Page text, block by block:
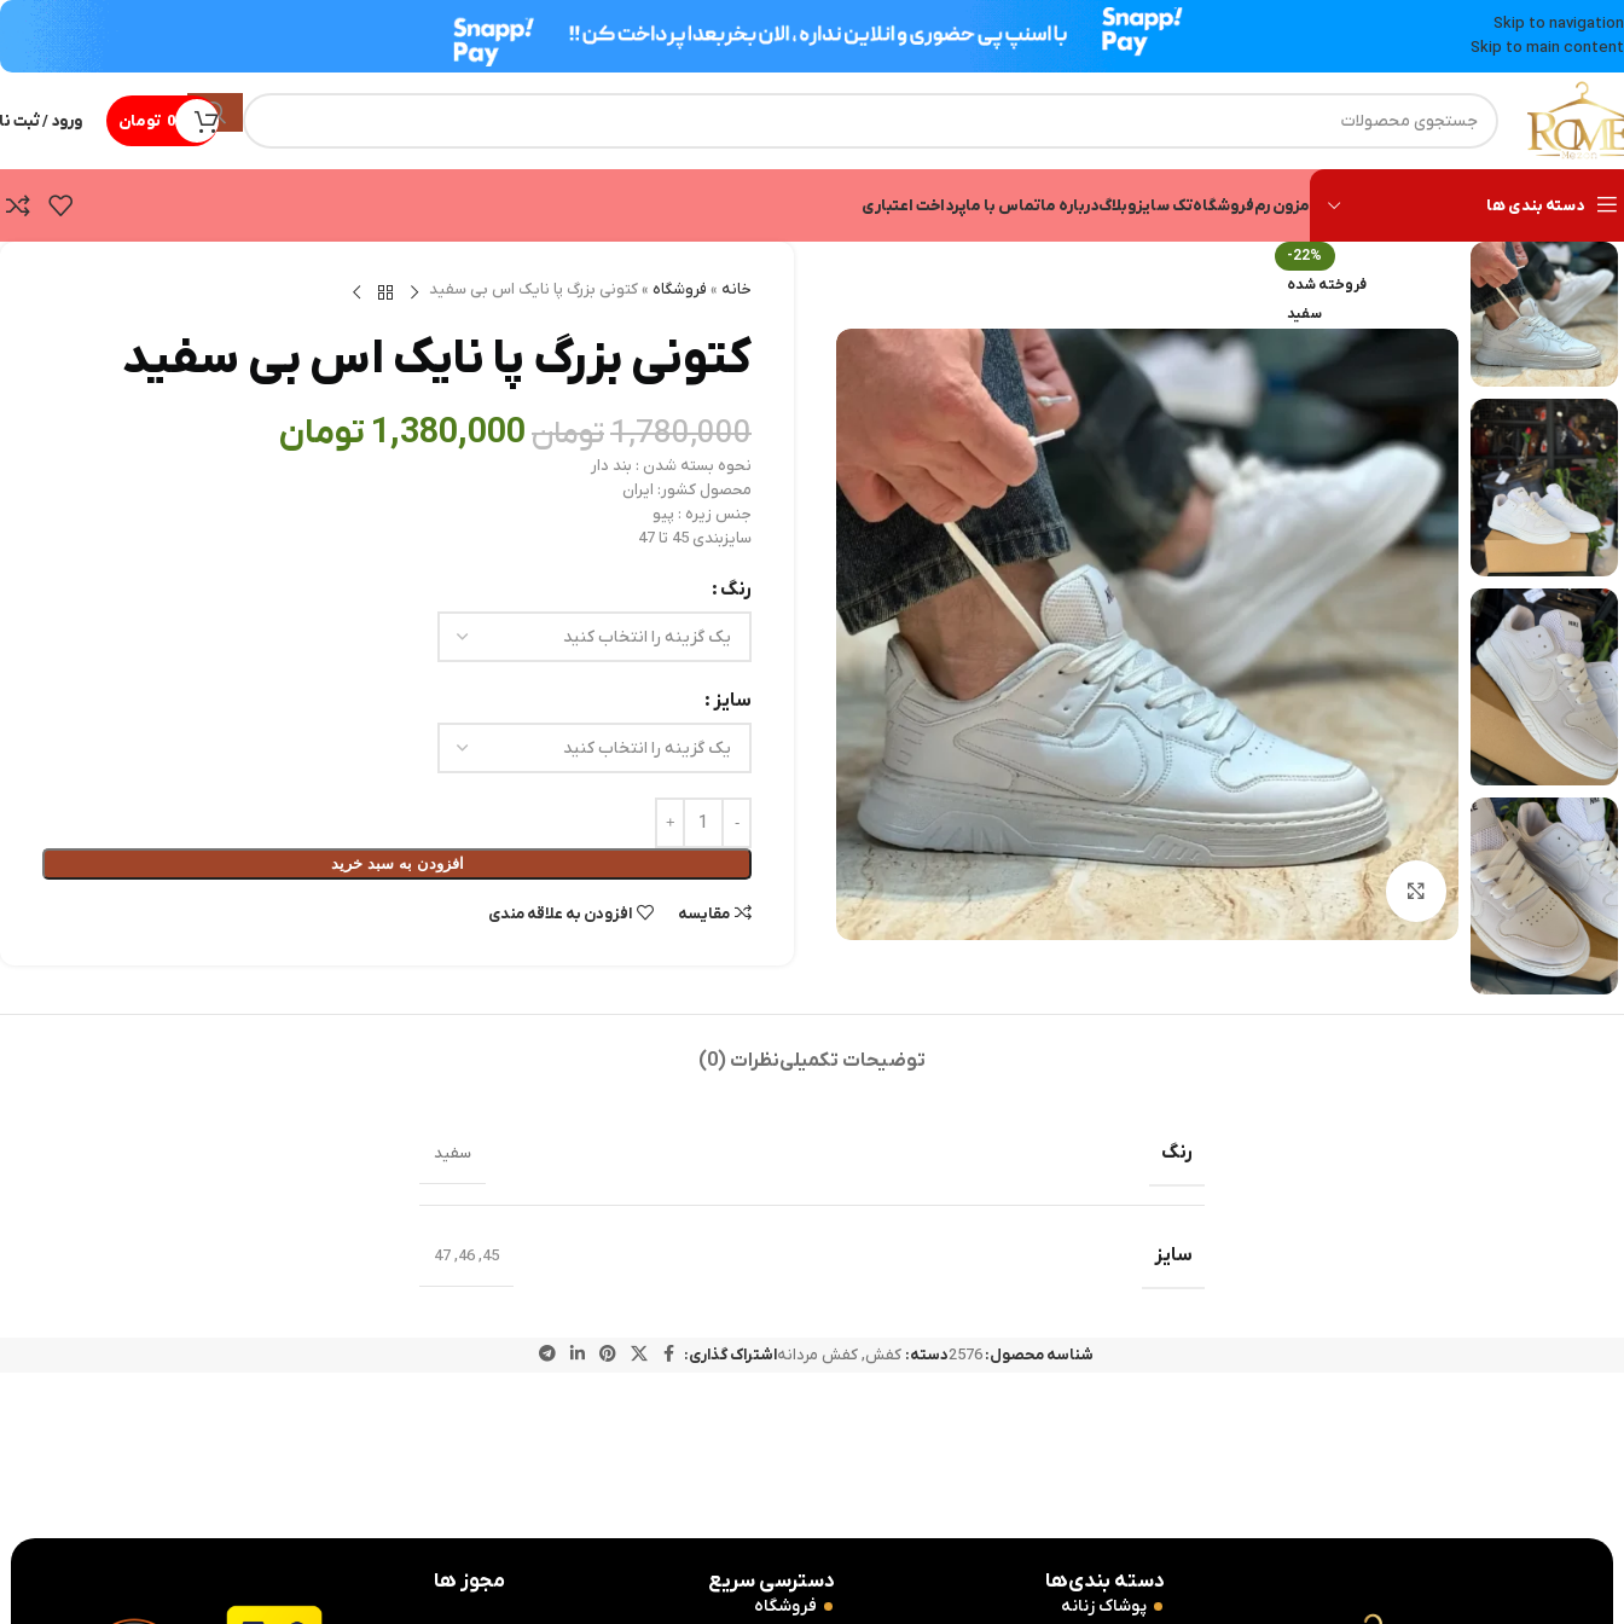
Skip to navigation
Skip to main content
0 تومان ورود / ثبت
دسته بندی ها مزون رمفروشگاهتک سایزوبلاگدرباره ماتماس با ماپرداخت اعتباری
-22%
فروخته شده
سفید
برای بزرگنمایی کلیک کنید
خانه » فروشگاه »کتونی بزرگ پا نایک اس بی سفيد
کتونی بزرگ پا نایک اس بی سفيد
1,780,000تومان1,380,000 تومان
نحوه بسته شدن : بند دار
محصول کشور: ایران
جنس زیره : پیو
سایزبندی 45 تا 47
رنگ
سایز
افزودن به سبد خرید
مقايسه افزودن به علاقه مندی
توضیحات تکمیلینظرات (0)
رنگ سفید
سایز 45
,
46
,
47
شناسه محصول:2576دسته: کفش, کفش مردانهاشتراک گذاری:
دسته بندی‌ها
پوشاک زنانه
دسترسی سریع
فروشگاه
مجوز ها